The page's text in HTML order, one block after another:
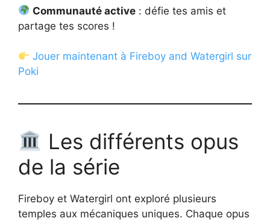
Communauté active : défie tes amis et
partage tes scores !
Jouer maintenant à Fireboy and Watergirl sur
Poki
Les différents opus
de la série
Fireboy et Watergirl ont exploré plusieurs
temples aux mécaniques uniques. Chaque opus